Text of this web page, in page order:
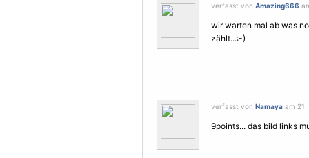
verfasst von Amazing666
wir warten mal ab was
zählt...:-)
verfasst von Namaya am 21.
9points... das bild links